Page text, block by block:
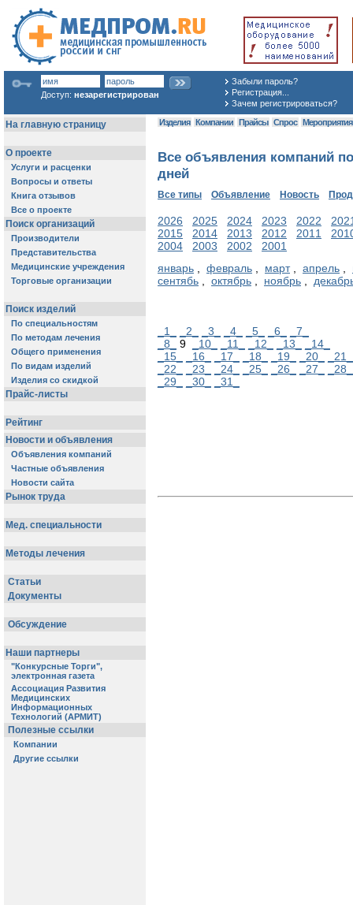
Доступ: незарегистрирован
Забыли пароль?
Регистрация...
Зачем регистрироваться?
Изделия Компании Прайсы Спрос Мероприятия
Все объявления компаний
дней
Все типы Объявление Новость
2026 2025 2024 2023 2022
2015
2014 2013 2012 2011
2004
2003 2002
2001
январь , февраль , март, апрель ,
сентябь , октябрь , ноябрь ,
_1_ _2_ _3_ _4_ _5_ _6_
_7_
_8_
9 _10_ _11_ _12_ _13_
_14_
_15_
_16_ _17_ _18_ _19_ _20_
_21_
_22_
_23_ _24_ _25_ _26_ _27_
_28_
_29_
_30_ _31_